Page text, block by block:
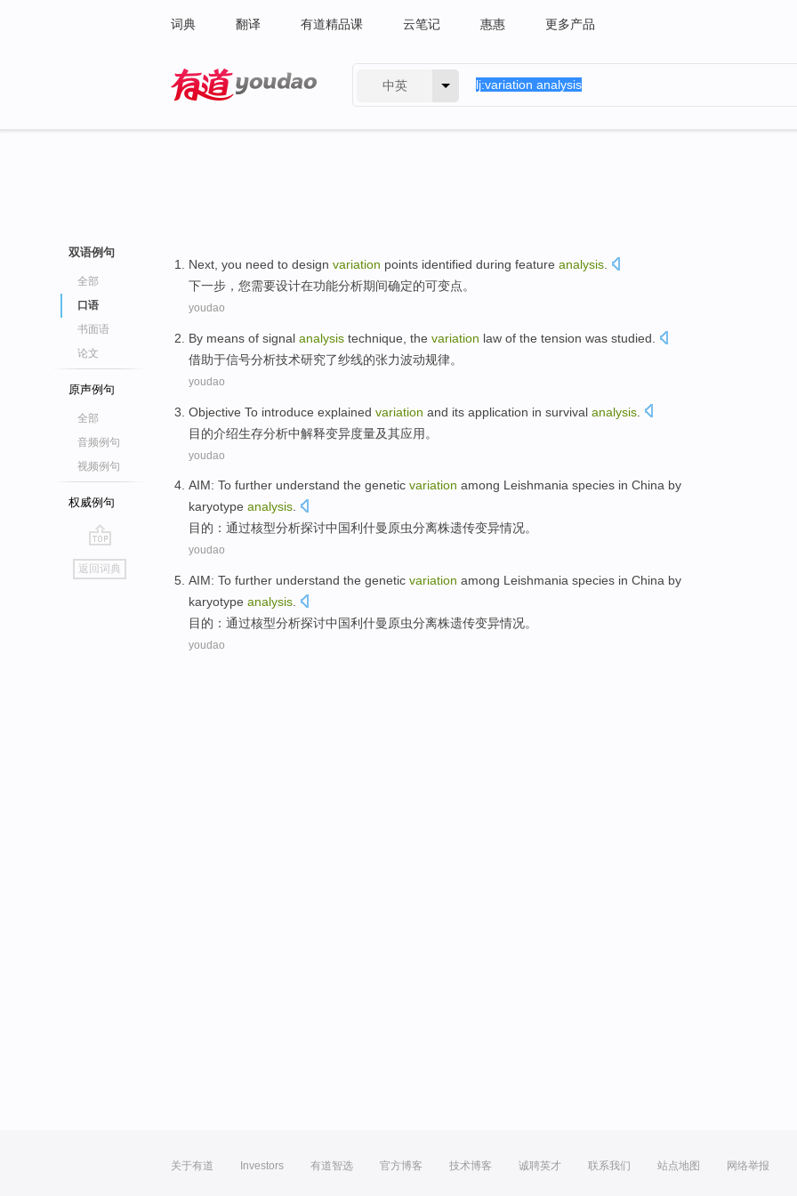
词典 翻译 有道精品课 云笔记 惠惠 更多产品
中英
双语例句
全部
口语
书面语
论文
原声例句
全部
音频例句
视频例句
权威例句
go
top
返回词典
Next you need to design variation points identified during feature analysis
下一步 ， 您需要设计在功能分析期间确定的可变点。
youdao
By means of signal analysis technique , the variation law of the tension was studied
借助于信号分析技术研究了纱线的张力波动规律。
youdao
Objective To introduce explained variation and its application in survival analysis
目的介绍生存分析中解释变异度量及其应用。
youdao
AIM: To further understand the genetic variation among Leishmania species in China by
karyotype analysis.
目的 ： 通过核型分析探讨中国利什曼原虫分离株遗传变异情况。
youdao
AIM: To further understand the genetic variation among Leishmania species in China by
karyotype analysis
目的 ： 通过核型分析探讨中国利什曼原虫分离株遗传变异情况。
youdao
关于有道 Investors 有道智选 官方博客 技术博客 诚聘英才 联系我们 站点地图 网络举报